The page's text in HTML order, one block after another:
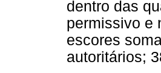
dentro das
permissivo e
escores
autoritários;